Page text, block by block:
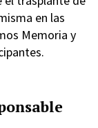
en las
Memoria y